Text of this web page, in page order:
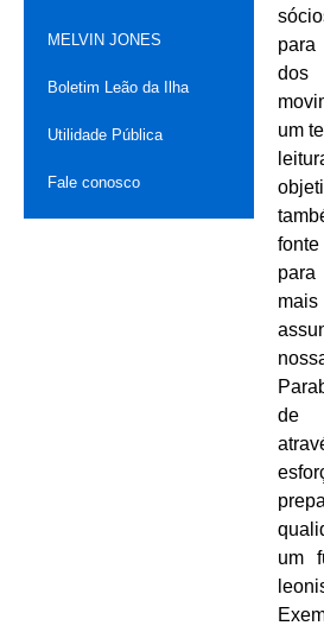
dos
um
de
um
MELVIN JONES
Boletim Leão da Ilha
Utilidade Pública
Fale conosco